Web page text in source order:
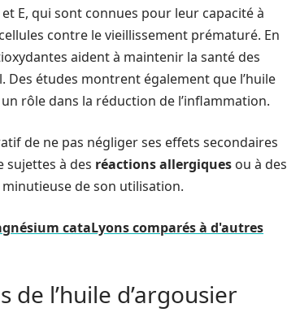
E, qui sont connues pour leur capacité à
contre le vieillissement prématuré. En
aident à maintenir la santé des
études montrent également que l’huile
rôle dans la réduction de l’inflammation.
de ne pas négliger ses effets secondaires
sujettes à des réactions allergiques ou à des
minutieuse de son utilisation.
cataLyons comparés à d'autres
de l’huile d’argousier